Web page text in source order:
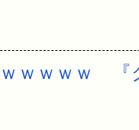
ｗｗｗｗ 『